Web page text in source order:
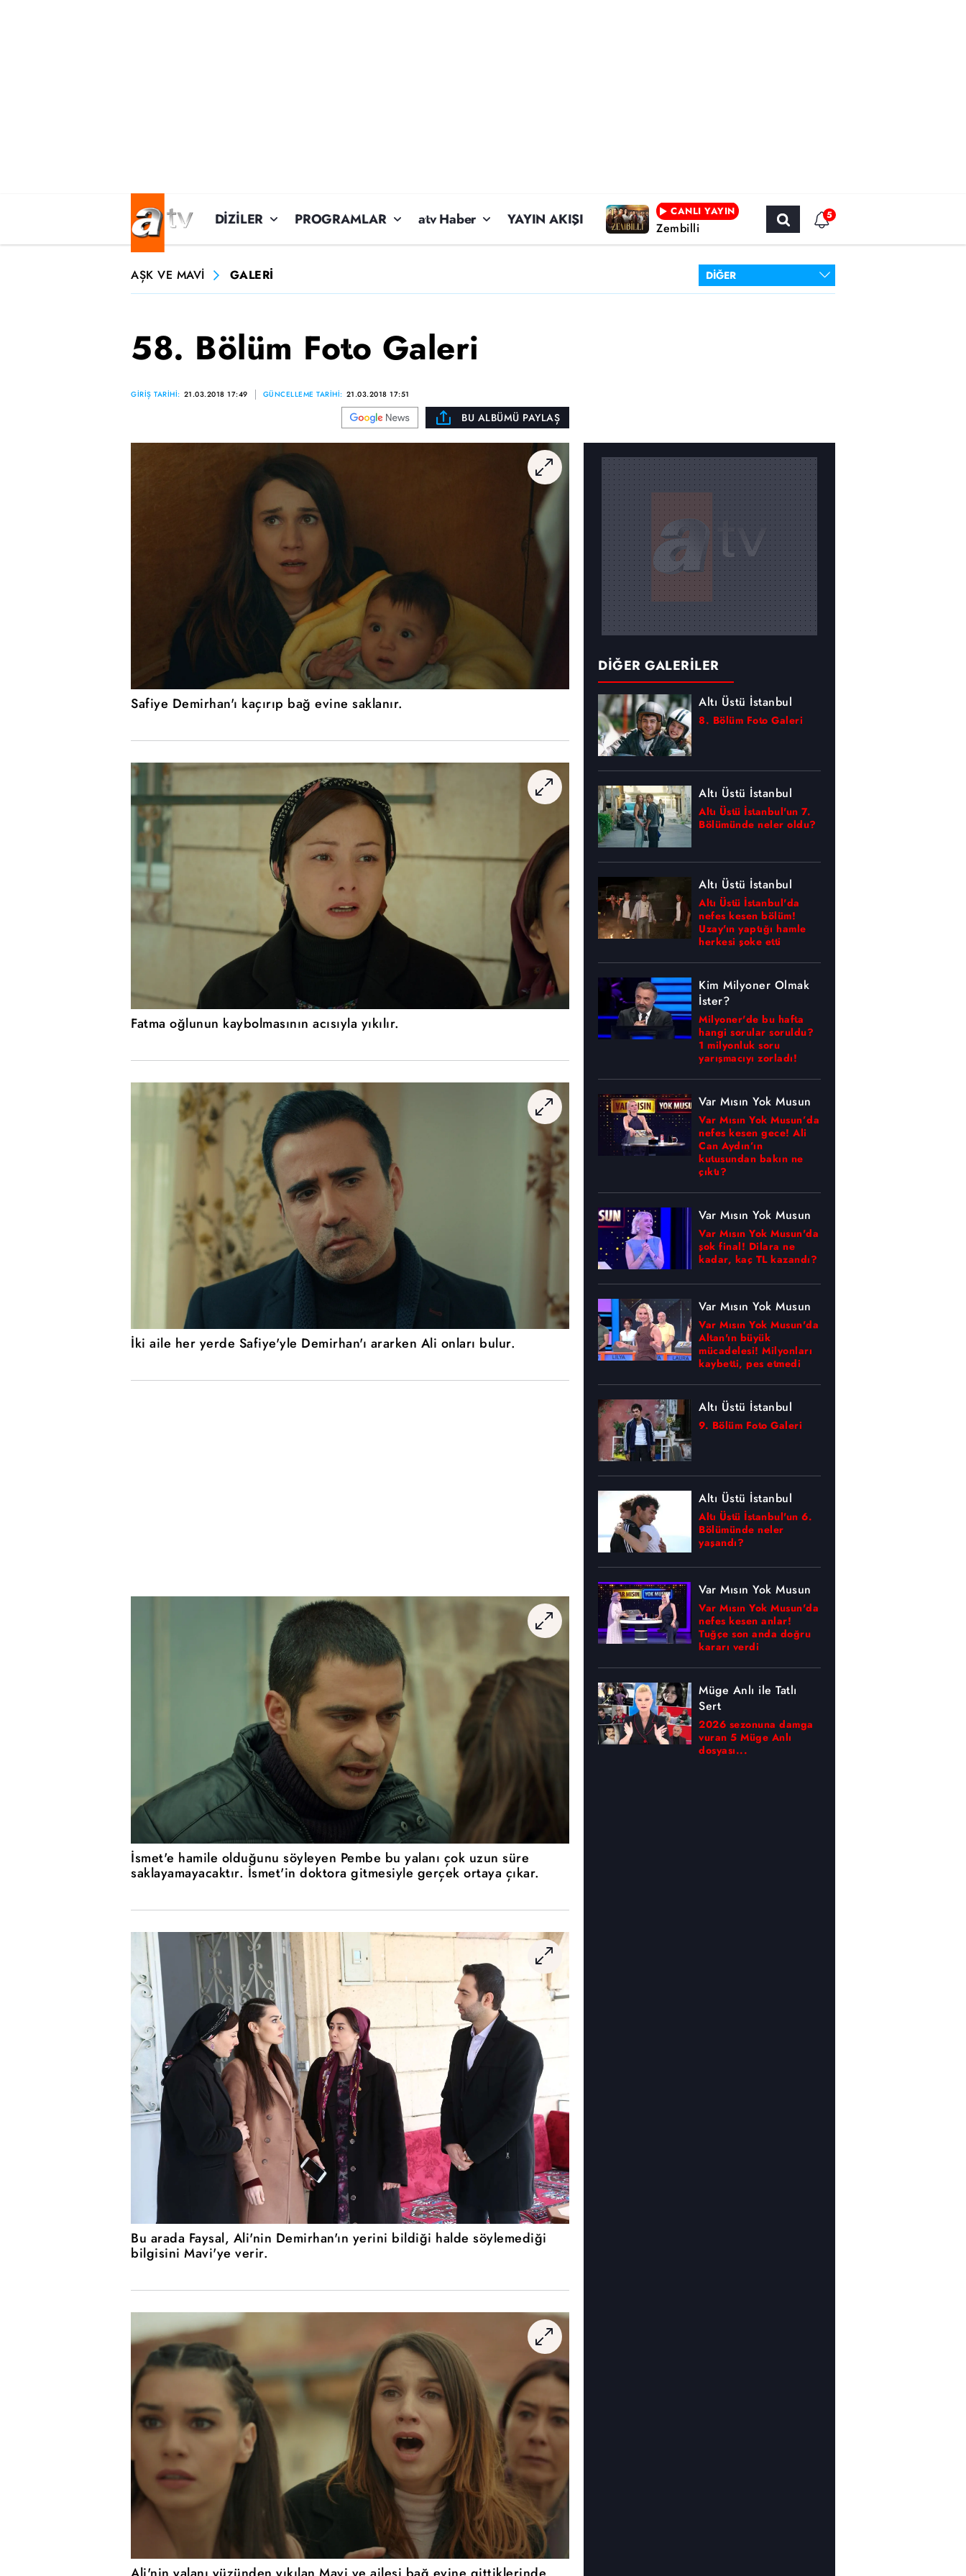
DİZİLER PROGRAMLAR atv Haber YAYIN AKIŞI CANLI YAYIN
Zembilli
5
AŞK VE MAVİ GALERİ
58. Bölüm Foto Galeri
GİRİŞ TARİHİ: 21.03.2018 17:49 GÜNCELLEME TARİHİ: 21.03.2018 17:51
BU ALBÜMÜ PAYLAŞ
Safiye Demirhan'ı kaçırıp bağ evine saklanır.
Fatma oğlunun kaybolmasının acısıyla yıkılır.
İki aile her yerde Safiye'yle Demirhan'ı ararken Ali onları bulur.
İsmet'e hamile olduğunu söyleyen Pembe bu yalanı çok uzun süre
saklayamayacaktır. İsmet'in doktora gitmesiyle gerçek ortaya çıkar.
Bu arada Faysal, Ali'nin Demirhan'ın yerini bildiği halde söylemediği
bilgisini Mavi'ye verir.
DİĞER GALERİLER
Altı Üstü İstanbul
8. Bölüm Foto Galeri
Altı Üstü İstanbul
Altı Üstü İstanbul'un 7.
Bölümünde neler oldu?
Altı Üstü İstanbul
Altı Üstü İstanbul'da
nefes kesen bölüm!
Uzay'ın yaptığı hamle
herkesi şoke etti
Kim Milyoner Olmak
İster?
Milyoner'de bu hafta
hangi sorular soruldu?
1 milyonluk soru
yarışmacıyı zorladı!
Var Mısın Yok Musun
Var Mısın Yok Musun’da
nefes kesen gece! Ali
Can Aydın’ın
kutusundan bakın ne
çıktı?
Var Mısın Yok Musun
Var Mısın Yok Musun'da
şok final! Dilara ne
kadar, kaç TL kazandı?
Var Mısın Yok Musun
Var Mısın Yok Musun'da
Altan'ın büyük
mücadelesi! Milyonları
kaybetti, pes etmedi
Altı Üstü İstanbul
9. Bölüm Foto Galeri
Altı Üstü İstanbul
Altı Üstü İstanbul'un 6.
Bölümünde neler
yaşandı?
Var Mısın Yok Musun
Var Mısın Yok Musun'da
nefes kesen anlar!
Tuğçe son anda doğru
kararı verdi
Müge Anlı ile Tatlı
Sert
2026 sezonuna damga
vuran 5 Müge Anlı
dosyası...